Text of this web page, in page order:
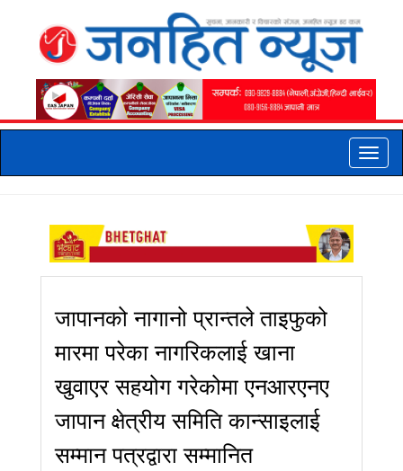
Toggle
जापानको नागानो प्रान्तले ताइफुको
मारमा परेका नागरिकलाई खाना
खुवाएर सहयोग गरेकोमा एनआरएनए
जापान क्षेत्रीय समिति कान्साइलाई
सम्मान पत्रद्वारा सम्मानित